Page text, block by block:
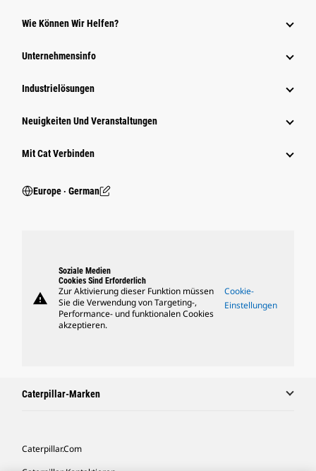
Wie Können Wir Helfen?
Unternehmensinfo
Industrielösungen
Neuigkeiten Und Veranstaltungen
Mit Cat Verbinden
Europe ‧ German
warning
Soziale Medien
Cookies Sind Erforderlich
Zur Aktivierung dieser Funktion müssen
Sie die Verwendung von Targeting-,
Performance- und funktionalen Cookies
akzeptieren.
Cookie-
Einstellungen
Caterpillar-Marken
Caterpillar.com